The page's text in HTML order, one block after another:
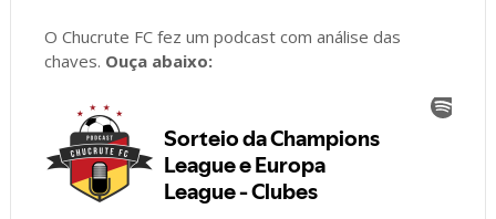
O Chucrute FC fez um podcast com análise das
chaves. Ouça abaixo: